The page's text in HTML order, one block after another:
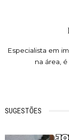
Especialista em
na área,
SUGESTÕES